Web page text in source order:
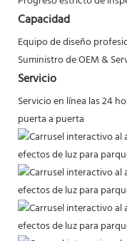
Capacidad
Equipo de diseño
Suministro de OEM &
Servicio
Servicio en línea las 24
puerta a puerta